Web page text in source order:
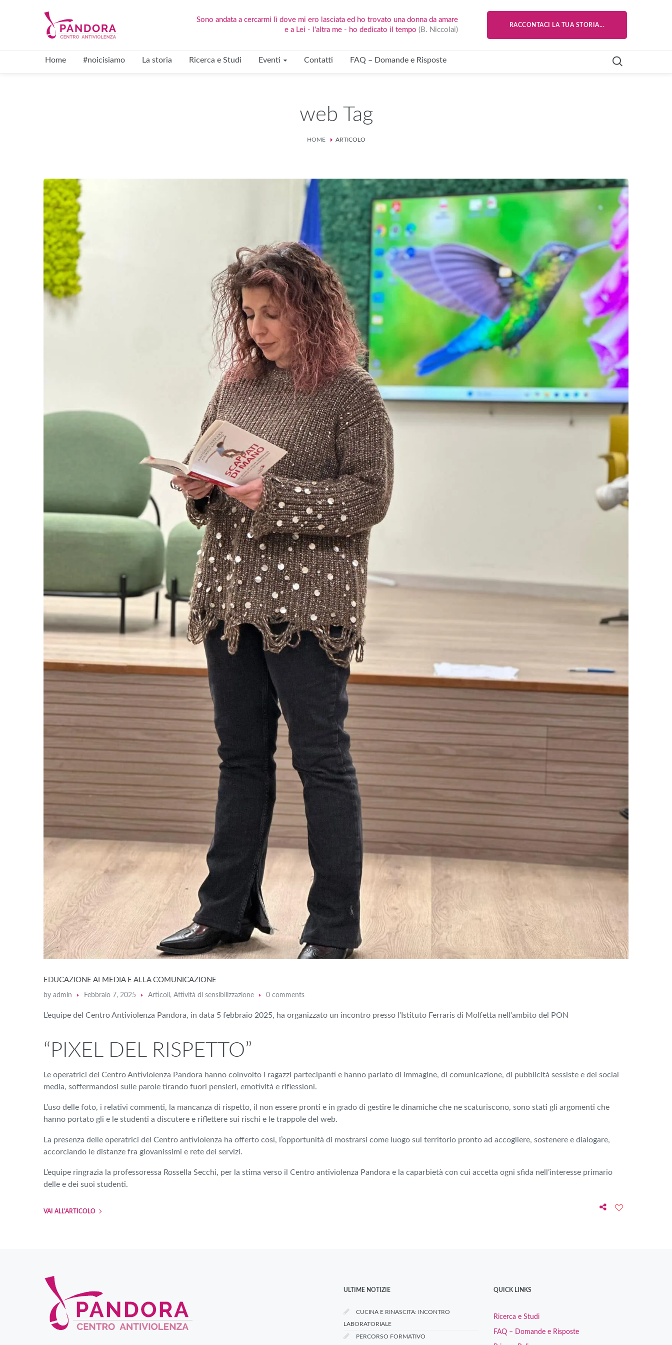
Sono andata a cercarmi lì dove mi ero lasciata ed ho trovato una donna da amare
e a Lei - l'altra me - ho dedicato il tempo (B. Niccolai)
RACCONTACI LA TUA STORIA...
Home #noicisiamo La storia Ricerca e Studi Eventi Contatti FAQ – Domande e Risposte
web Tag
HOME ARTICOLO
EDUCAZIONE AI MEDIA E ALLA COMUNICAZIONE
by admin Febbraio 7, 2025 Articoli, Attività di sensibilizzazione 0 comments
L’equipe del Centro Antiviolenza Pandora, in data 5 febbraio 2025, ha organizzato un incontro presso l’Istituto Ferraris di Molfetta nell’ambito del PON
“PIXEL DEL RISPETTO”
Le operatrici del Centro Antiviolenza Pandora hanno coinvolto i ragazzi partecipanti e hanno parlato di immagine, di comunicazione, di pubblicità sessiste e dei social
media, soffermandosi sulle parole tirando fuori pensieri, emotività e riflessioni.
L’uso delle foto, i relativi commenti, la mancanza di rispetto, il non essere pronti e in grado di gestire le dinamiche che ne scaturiscono, sono stati gli argomenti che
hanno portato gli e le studenti a discutere e riflettere sui rischi e le trappole del web.
La presenza delle operatrici del Centro antiviolenza ha offerto così, l’opportunità di mostrarsi come luogo sul territorio pronto ad accogliere, sostenere e dialogare,
accorciando le distanze fra giovanissimi e rete dei servizi.
L’equipe ringrazia la professoressa Rossella Secchi, per la stima verso il Centro antiviolenza Pandora e la caparbietà con cui accetta ogni sfida nell’interesse primario
delle e dei suoi studenti.
VAI ALL'ARTICOLO
ULTIME NOTIZIE
CUCINA E RINASCITA: INCONTRO
LABORATORIALE
PERCORSO FORMATIVO
QUICK LINKS
Ricerca e Studi
FAQ – Domande e Risposte